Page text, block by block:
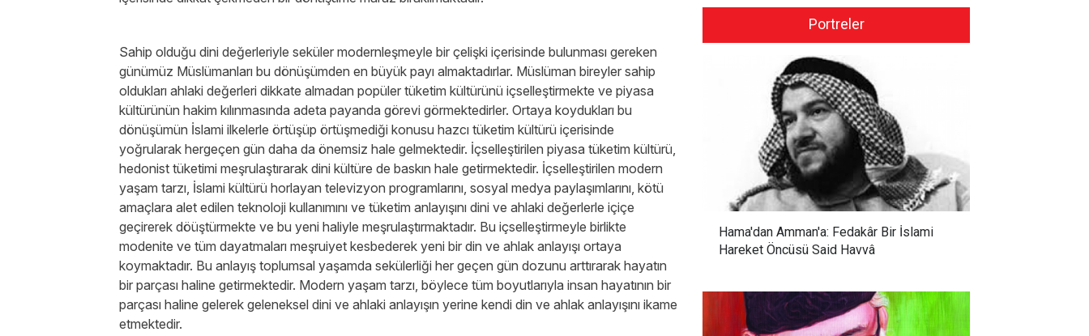
Sahip olduğu dini değerleriyle seküler modernleşmeyle bir çelişki içerisinde bulunması gereken
günümüz Müslümanları bu dönüşümden en büyük payı almaktadırlar. Müslüman bireyler sahip
oldukları ahlaki değerleri dikkate almadan popüler tüketim kültürünü içselleştirmekte ve piyasa
kültürünün hakim kılınmasında adeta payanda görevi görmektedirler. Ortaya koydukları bu
dönüşümün İslami ilkelerle örtüşüp örtüşmediği konusu hazcı tüketim kültürü içerisinde
yoğrularak hergeçen gün daha da önemsiz hale gelmektedir. İçselleştirilen piyasa tüketim kültürü,
hedonist tüketimi meşrulaştırarak dini kültüre de baskın hale getirmektedir. İçselleştirilen modern
yaşam tarzı, İslami kültürü horlayan televizyon programlarını, sosyal medya paylaşımlarını, kötü
amaçlara alet edilen teknoloji kullanımını ve tüketim anlayışını dini ve ahlaki değerlerle içiçe
geçirerek döüştürmekte ve bu yeni haliyle meşrulaştırmaktadır. Bu içselleştirmeyle birlikte
modenite ve tüm dayatmaları meşruiyet kesbederek yeni bir din ve ahlak anlayışı ortaya
koymaktadır. Bu anlayış toplumsal yaşamda sekülerliği her geçen gün dozunu arttırarak hayatın
bir parçası haline getirmektedir. Modern yaşam tarzı, böylece tüm boyutlarıyla insan hayatının bir
parçası haline gelerek geleneksel dini ve ahlaki anlayışın yerine kendi din ve ahlak anlayışını ikame
etmektedir.
Portreler
Hama'dan Amman'a: Fedakâr Bir İslami
Hareket Öncüsü Said Havvâ